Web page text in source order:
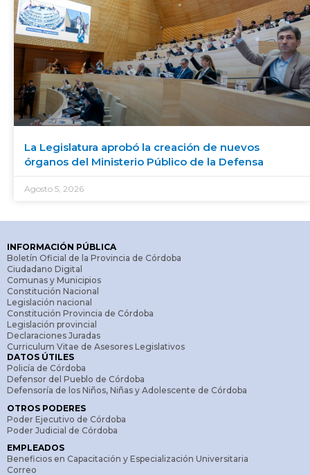
La Legislatura aprobó la creación de nuevos
órganos del Ministerio Público de la Defensa
Agosto 5, 2026
INFORMACIÓN PÚBLICA
Boletín Oficial de la Provincia de Córdoba
Ciudadano Digital
Comunas y Municipios
Constitución Nacional
Legislación nacional
Constitución Provincia de Córdoba
Legislación provincial
Declaraciones Juradas
Curriculum Vitae de Asesores Legislativos
DATOS ÚTILES
Policía de Córdoba
Defensor del Pueblo de Córdoba
Defensoría de los Niños, Niñas y Adolescente de Córdoba
OTROS PODERES
Poder Ejecutivo de Córdoba
Poder Judicial de Córdoba
EMPLEADOS
Beneficios en Capacitación y Especialización Universitaria
Correo